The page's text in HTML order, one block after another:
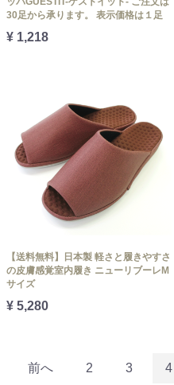
30足から承ります。 表示価格は１足
¥ 1,218
【送料無料】日本製 軽さと履きやすさ
の皮膚感覚室内履き ニューリブーレM
サイズ
¥ 5,280
前へ 2 3 4